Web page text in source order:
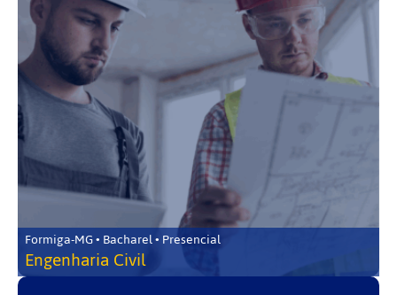
Formiga-MG • Bacharel • Presencial
Engenharia Civil